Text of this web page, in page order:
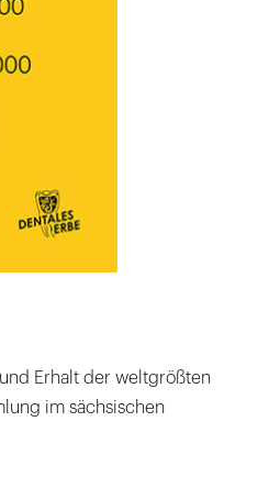
Erhalt der weltgrößten
im sächsischen